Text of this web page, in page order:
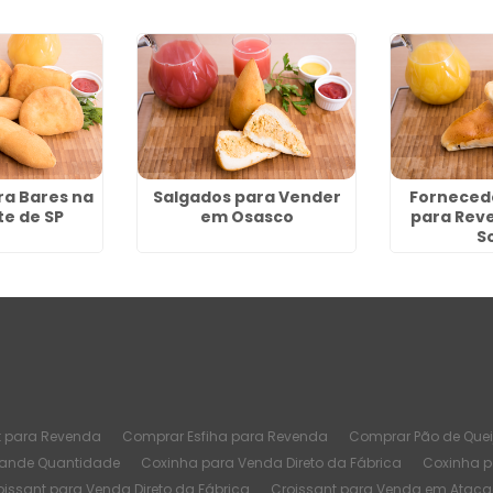
Bares na
de SP
Salgados para Vender
em Osasco
para
Revenda Comprar Esfiha para Revenda Comprar Pão de
Quantidade Coxinha para Venda Direto da Fábrica
Coxinha
para Venda Direto da Fábrica Croissant para Venda em